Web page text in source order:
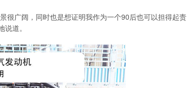
广阔，同时也是想证明我作为一个90后也可以担得起责
道。